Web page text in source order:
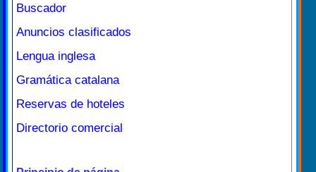
Buscador
Anuncios clasificados
Lengua inglesa
Gramática catalana
Reservas de hoteles
Directorio comercial